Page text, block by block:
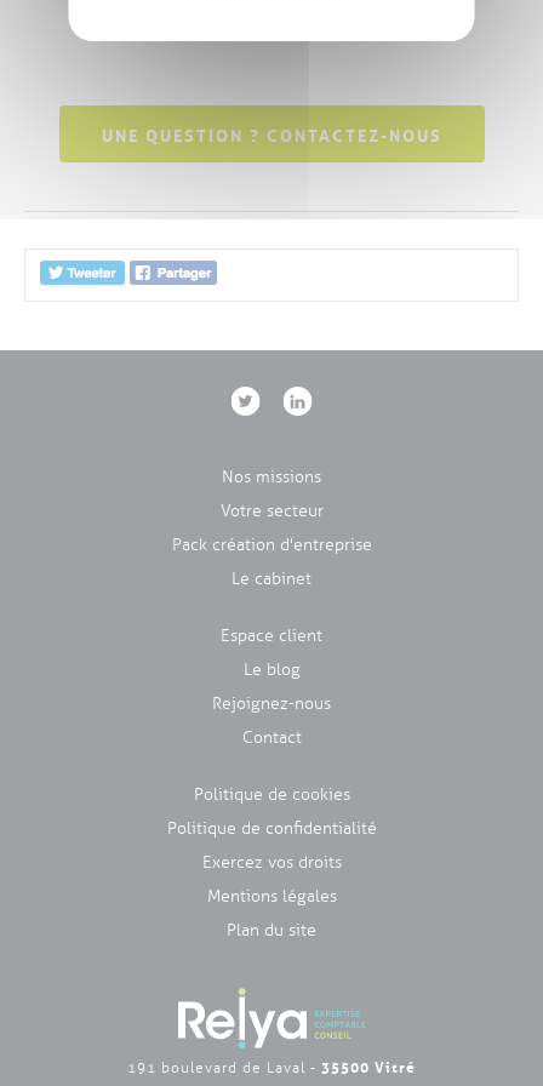
UNE QUESTION ? CONTACTEZ-NOUS
191 boulevard de Laval - 35500 Vitré
Nos missions
Votre secteur
Pack création d'entreprise
Le cabinet
Espace client
Le blog
Rejoignez-nous
Contact
Politique de cookies
Politique de confidentialité
Exercez vos droits
Mentions légales
Plan du site